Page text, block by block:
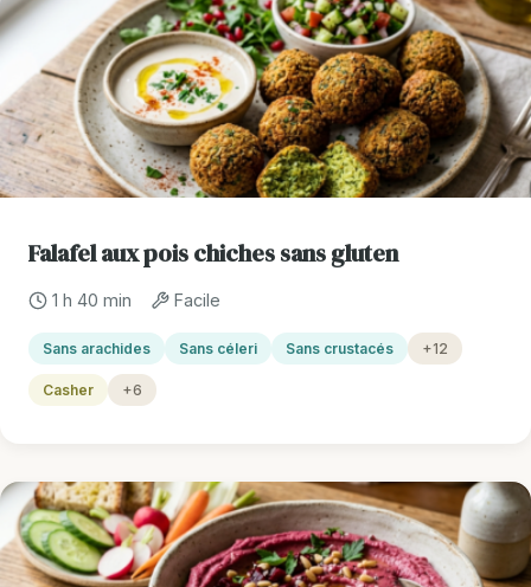
Falafel aux pois chiches sans gluten
1 h 40 min Facile
Sans arachides Sans céleri Sans crustacés +12
Casher +6